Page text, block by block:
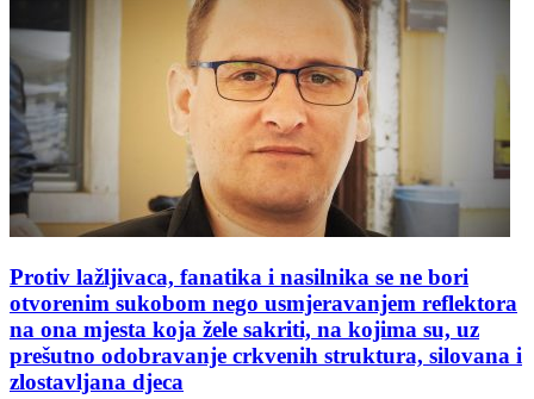
Protiv lažljivaca, fanatika i nasilnika se ne bori
otvorenim sukobom nego usmjeravanjem reflektora
na ona mjesta koja žele sakriti, na kojima su, uz
prešutno odobravanje crkvenih struktura, silovana i
zlostavljana djeca